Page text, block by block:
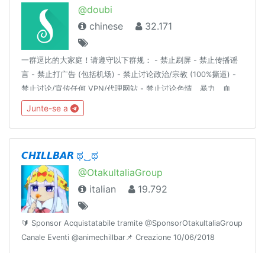
@doubi
chinese
32.171
一群逗比的大家庭！请遵守以下群规： - 禁止刷屏 - 禁止传播谣
言 - 禁止打广告 (包括机场) - 禁止讨论政治/宗教 (100%撕逼) -
禁止讨论/宣传任何 VPN/代理网站 - 禁止讨论色情、暴力、血
腥、赌博等详细解释请见：https://t.me/doubi/1265812对以上
群规的有异议的自行退群，不退群则代表同意以上群规定。
————言论自由是以不影响他人为前提。————逗比根据地
Junte-se a
𝘾𝙃𝙄𝙇𝙇𝘽𝘼𝙍 ಥ‿ಥ
@OtakuItaliaGroup
italian
19.792
🔰 Sponsor Acquistatabile tramite @SponsorOtakuItaliaGroup
Canale Eventi @animechillbar📌 Creazione 10/06/2018